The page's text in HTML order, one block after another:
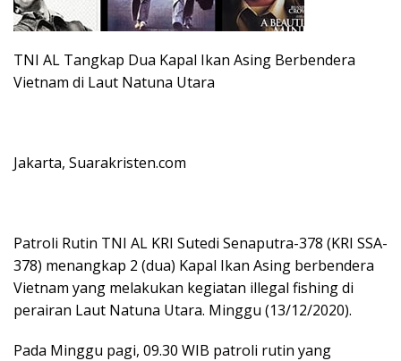
TNI AL Tangkap Dua Kapal Ikan Asing Berbendera
Vietnam di Laut Natuna Utara
Jakarta, Suarakristen.com
Patroli Rutin TNI AL KRI Sutedi Senaputra-378 (KRI SSA-
378) menangkap 2 (dua) Kapal Ikan Asing berbendera
Vietnam yang melakukan kegiatan illegal fishing di
perairan Laut Natuna Utara. Minggu (13/12/2020).
Pada Minggu pagi, 09.30 WIB patroli rutin yang